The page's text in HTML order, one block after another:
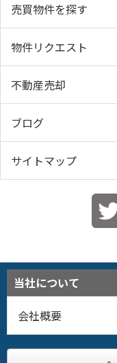
売買物件を探す
物件リクエスト
不動産売却
ブログ
サイトマップ
当社について
会社概要